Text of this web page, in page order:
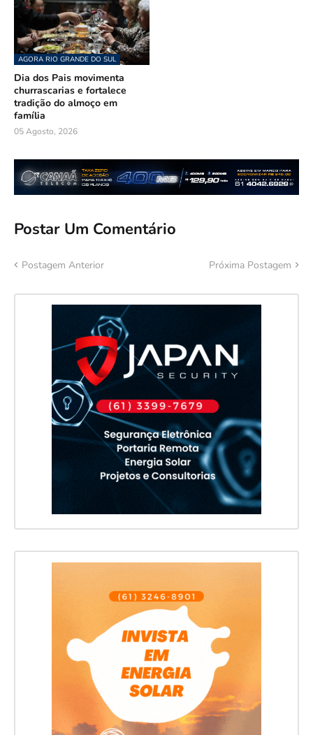
AGORA RIO GRANDE DO SUL
Dia dos Pais movimenta
churrascarias e fortalece
tradição do almoço em
família
05 Agosto, 2026
Postar Um Comentário
Postagem Anterior Próxima Postagem